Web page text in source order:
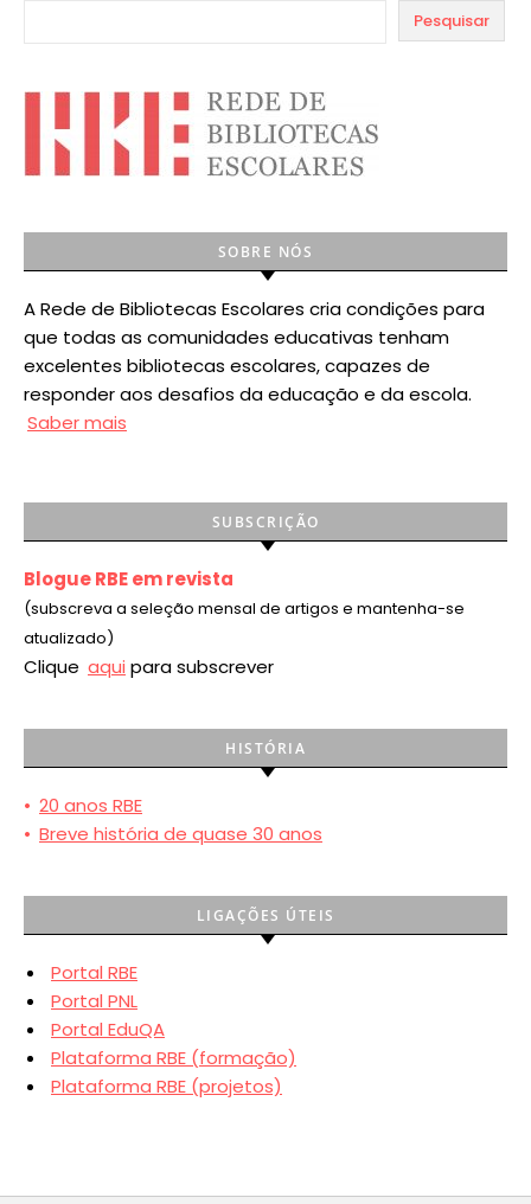
Pesquisar
SOBRE NÓS
A Rede de Bibliotecas Escolares cria condições para
que todas as comunidades educativas tenham
excelentes bibliotecas escolares, capazes de
responder aos desafios da educação e da escola.
Saber mais
SUBSCRIÇÃO
Blogue RBE em revista
(subscreva a seleção mensal de artigos e mantenha-se
atualizado)
Clique aqui para subscrever
HISTÓRIA
• 20 anos RBE
• Breve história de quase 30 anos
LIGAÇÕES ÚTEIS
Portal RBE
Portal PNL
Portal EduQA
Plataforma RBE (formação)
Plataforma RBE (projetos)